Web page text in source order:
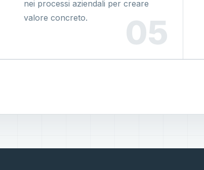
nei processi aziendali per creare
valore concreto.